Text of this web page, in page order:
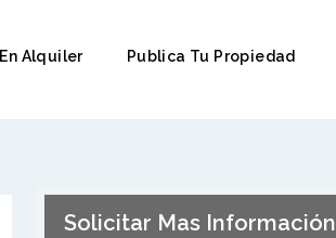
En Alquiler Publica Tu Propiedad
Solicitar Mas Información